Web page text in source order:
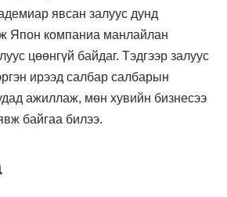
явсан залуус дунд
Япон компаниа манлайлан
цөөнгүй байдаг. Тэдгээр залуус
ирээд салбар салбарын
ажиллаж, мөн хувийн бизнесээ
байгаа билээ.